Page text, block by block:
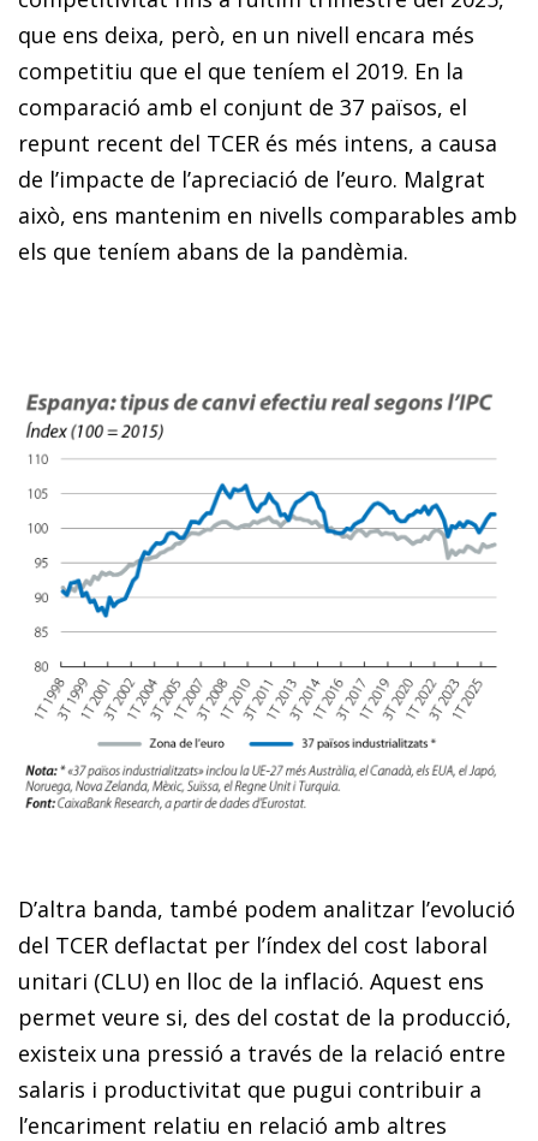
que ens deixa, però, en un nivell encara més
competitiu que el que teníem el 2019. En la
comparació amb el conjunt de 37 països, el
repunt recent del TCER és més intens, a causa
de l’impacte de l’apreciació de l’euro. Malgrat
això, ens mantenim en nivells comparables amb
els que teníem abans de la pandèmia.
D’altra banda, també podem analitzar l’evolució
del TCER deflactat per l’índex del cost laboral
unitari (CLU) en lloc de la inflació. Aquest ens
permet veure si, des del costat de la producció,
existeix una pressió a través de la relació entre
salaris i productivitat que pugui contribuir a
l’encariment relatiu en relació amb altres